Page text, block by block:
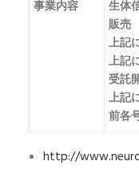
事業内容
生体
販売
上記
上記
受託
上記
前各
http://